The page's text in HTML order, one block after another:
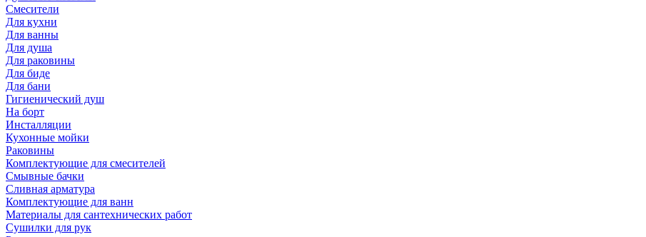
Смесители
Для кухни
Для ванны
Для душа
Для раковины
Для биде
Для бани
Гигиенический душ
На борт
Инсталляции
Кухонные мойки
Раковины
Комплектующие для смесителей
Смывные бачки
Сливная арматура
Комплектующие для ванн
Материалы для сантехнических работ
Сушилки для рук